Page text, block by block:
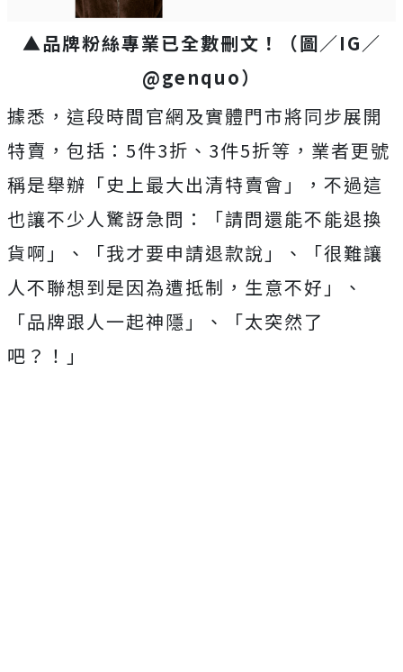
▲品牌粉絲專業已全數刪文！（圖／IG／
@genquo）
據悉，這段時間官網及實體門市將同步展開
特賣，包括：5件3折、3件5折等，業者更號
稱是舉辦「史上最大出清特賣會」，不過這
也讓不少人驚訝急問：「請問還能不能退換
貨啊」、「我才要申請退款說」、「很難讓
人不聯想到是因為遭抵制，生意不好」、
「品牌跟人一起神隱」、「太突然了
吧？！」